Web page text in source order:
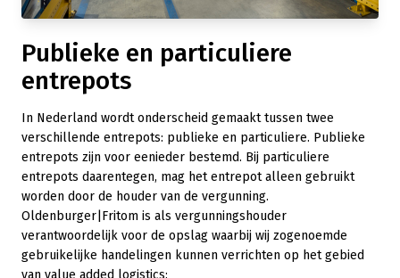
Publieke en particuliere
entrepots
In Nederland wordt onderscheid gemaakt tussen twee
verschillende entrepots: publieke en particuliere. Publieke
entrepots zijn voor eenieder bestemd. Bij particuliere
entrepots daarentegen, mag het entrepot alleen gebruikt
worden door de houder van de vergunning.
Oldenburger|Fritom is als vergunningshouder
verantwoordelijk voor de opslag waarbij wij zogenoemde
gebruikelijke handelingen kunnen verrichten op het gebied
van value added logistics: